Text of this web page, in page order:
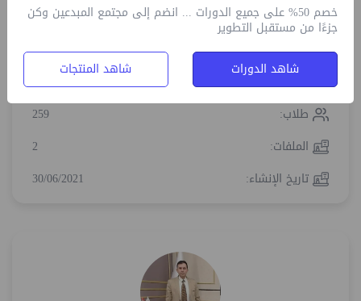
الدورات المواصفات
الاهلية:
غير محدود
مدة:
1:30 ساعات
طلاب:
259
الملفات:
2
تاريخ الإنشاء:
30/06/2021
خصم 50% على جميع الدورات ... انضم إلى مجتمع المبدعين وكن
جزءًا من مستقبل التطوير
شاهد الدورات
شاهد المنتجات